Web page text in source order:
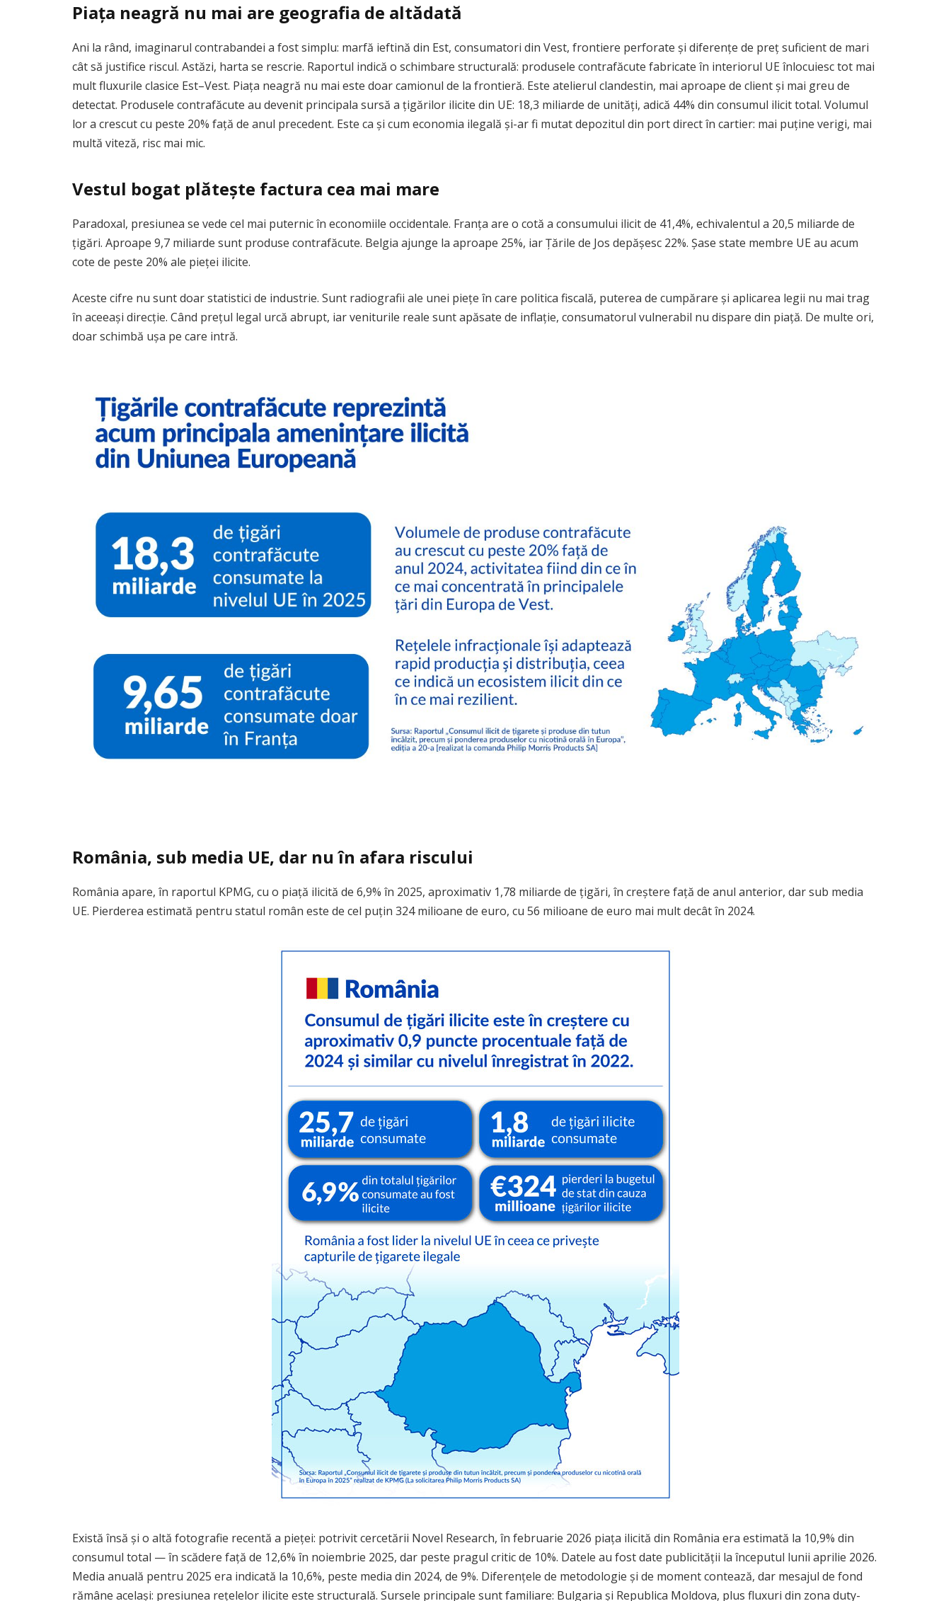
Piața neagră nu mai are geografia de altădată
Ani la rând, imaginarul contrabandei a fost simplu: marfă ieftină din Est, consumatori din Vest, frontiere perforate și diferențe de preț suficient de mari
cât să justifice riscul. Astăzi, harta se rescrie. Raportul indică o schimbare structurală: produsele contrafăcute fabricate în interiorul UE înlocuiesc tot mai
mult fluxurile clasice Est–Vest. Piața neagră nu mai este doar camionul de la frontieră. Este atelierul clandestin, mai aproape de client și mai greu de
detectat. Produsele contrafăcute au devenit principala sursă a țigărilor ilicite din UE: 18,3 miliarde de unități, adică 44% din consumul ilicit total. Volumul
lor a crescut cu peste 20% față de anul precedent. Este ca și cum economia ilegală și-ar fi mutat depozitul din port direct în cartier: mai puține verigi, mai
multă viteză, risc mai mic.
Vestul bogat plătește factura cea mai mare
Paradoxal, presiunea se vede cel mai puternic în economiile occidentale. Franța are o cotă a consumului ilicit de 41,4%, echivalentul a 20,5 miliarde de
țigări. Aproape 9,7 miliarde sunt produse contrafăcute. Belgia ajunge la aproape 25%, iar Țările de Jos depășesc 22%. Șase state membre UE au acum
cote de peste 20% ale pieței ilicite.
Aceste cifre nu sunt doar statistici de industrie. Sunt radiografii ale unei piețe în care politica fiscală, puterea de cumpărare și aplicarea legii nu mai trag
în aceeași direcție. Când prețul legal urcă abrupt, iar veniturile reale sunt apăsate de inflație, consumatorul vulnerabil nu dispare din piață. De multe ori,
doar schimbă ușa pe care intră.
România, sub media UE, dar nu în afara riscului
România apare, în raportul KPMG, cu o piață ilicită de 6,9% în 2025, aproximativ 1,78 miliarde de țigări, în creștere față de anul anterior, dar sub media
UE. Pierderea estimată pentru statul român este de cel puțin 324 milioane de euro, cu 56 milioane de euro mai mult decât în 2024.
Există însă și o altă fotografie recentă a pieței: potrivit cercetării Novel Research, în februarie 2026 piața ilicită din România era estimată la 10,9% din
consumul total — în scădere față de 12,6% în noiembrie 2025, dar peste pragul critic de 10%. Datele au fost date publicității la începutul lunii aprilie 2026.
Media anuală pentru 2025 era indicată la 10,6%, peste media din 2024, de 9%. Diferențele de metodologie și de moment contează, dar mesajul de fond
rămâne același: presiunea rețelelor ilicite este structurală. Sursele principale sunt familiare: Bulgaria și Republica Moldova, plus fluxuri din zona duty-